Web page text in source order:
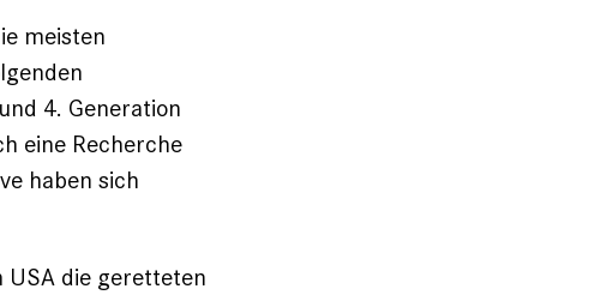
meisten
4. Generation
eine Recherche
haben sich
USA die geretteten